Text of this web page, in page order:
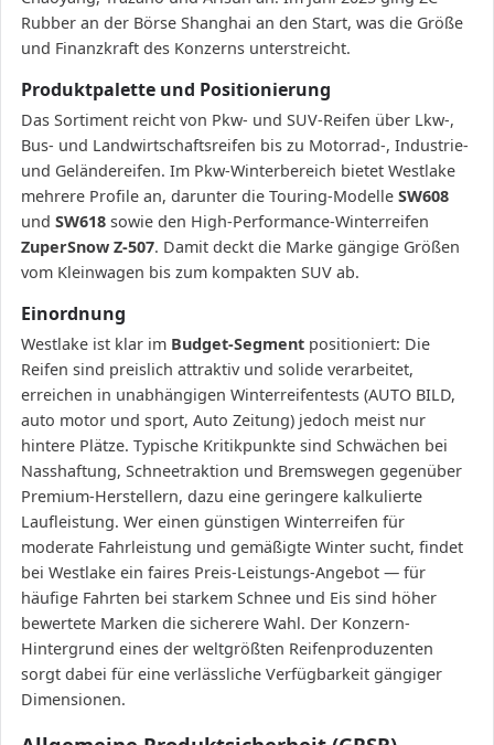
Rubber an der Börse Shanghai an den Start, was die Größe
und Finanzkraft des Konzerns unterstreicht.
Produktpalette und Positionierung
Das Sortiment reicht von Pkw- und SUV-Reifen über Lkw-,
Bus- und Landwirtschaftsreifen bis zu Motorrad-, Industrie-
und Geländereifen. Im Pkw-Winterbereich bietet Westlake
mehrere Profile an, darunter die Touring-Modelle SW608
und SW618 sowie den High-Performance-Winterreifen
ZuperSnow Z-507. Damit deckt die Marke gängige Größen
vom Kleinwagen bis zum kompakten SUV ab.
Einordnung
Westlake ist klar im Budget-Segment positioniert: Die
Reifen sind preislich attraktiv und solide verarbeitet,
erreichen in unabhängigen Winterreifentests (AUTO BILD,
auto motor und sport, Auto Zeitung) jedoch meist nur
hintere Plätze. Typische Kritikpunkte sind Schwächen bei
Nasshaftung, Schneetraktion und Bremswegen gegenüber
Premium-Herstellern, dazu eine geringere kalkulierte
Laufleistung. Wer einen günstigen Winterreifen für
moderate Fahrleistung und gemäßigte Winter sucht, findet
bei Westlake ein faires Preis-Leistungs-Angebot — für
häufige Fahrten bei starkem Schnee und Eis sind höher
bewertete Marken die sicherere Wahl. Der Konzern-
Hintergrund eines der weltgrößten Reifenproduzenten
sorgt dabei für eine verlässliche Verfügbarkeit gängiger
Dimensionen.